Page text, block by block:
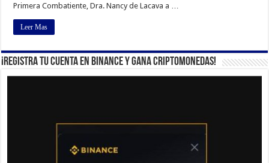
Primera Combatiente, Dra. Nancy de Lacava a …
Leer Mas
¡Registra tu cuenta en Binance y gana criptomonedas!